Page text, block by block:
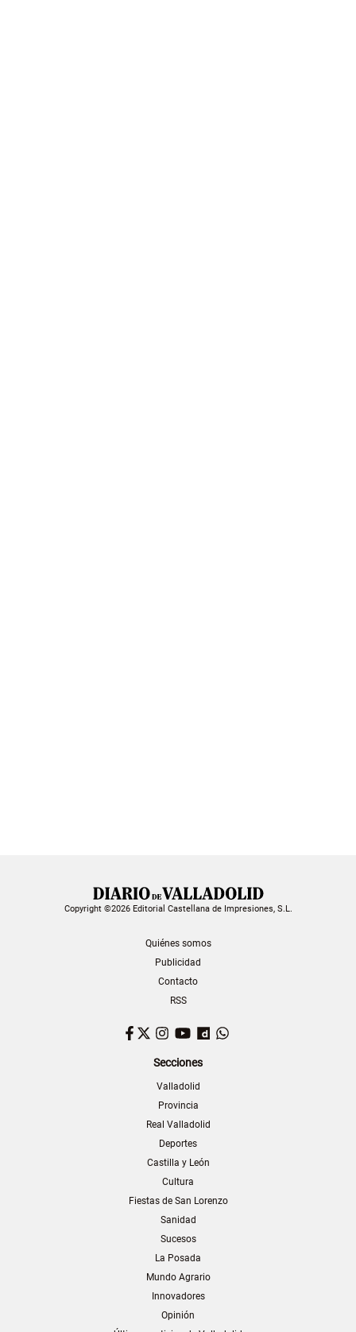
Copyright ©2026 Editorial Castellana de Impresiones, S.L.
Quiénes somos
Publicidad
Contacto
RSS
Facebook
TwitterInstagram
YouTubeDailymotion
Secciones
Valladolid
Provincia
Real Valladolid
Deportes
Castilla y León
Cultura
Fiestas de San Lorenzo
Sanidad
Sucesos
La Posada
Mundo Agrario
Innovadores
Opinión